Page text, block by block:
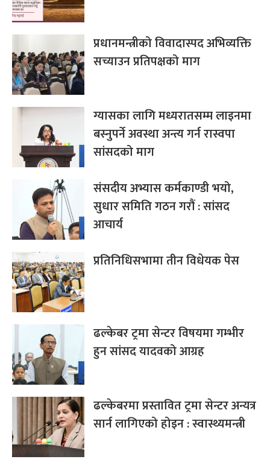
प्रधानमन्त्रीको विवादास्पद अभिव्यक्ति
सच्याउन प्रतिपक्षको माग
ग्यासका लागि मध्यरातसम्म लाइनमा
बस्नुपर्ने अवस्था अन्त्य गर्न रास्वपा
सांसदको माग
संसदीय अभ्यास कर्मकाण्डी भयो,
सुधार समिति गठन गरौं : सांसद
आचार्य
प्रतिनिधिसभामा तीन विधेयक पेस
ढल्केबर ट्रमा सेन्टर विषयमा गम्भीर
हुन सांसद यादवको आग्रह
ढल्केबरमा प्रस्तावित ट्रमा सेन्टर अन्यत्र
सार्न लागिएको होइन : स्वास्थ्यमन्त्री